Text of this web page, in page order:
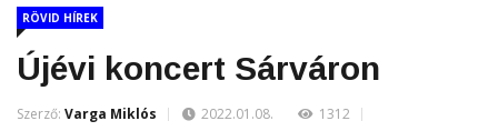
RÖVID HÍREK
Újévi koncert Sárváron
Szerző: Varga Miklós 2022.01.08. 1312